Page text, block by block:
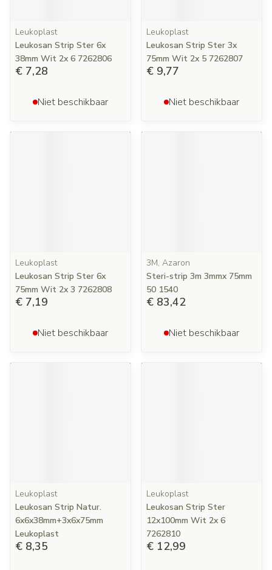
Leukoplast
Leukosan Strip Ster 6x
38mm Wit 2x 6 7262806
€ 7,28
Niet beschikbaar
Leukoplast
Leukosan Strip Ster 3x
75mm Wit 2x 5 7262807
€ 9,77
Niet beschikbaar
Leukoplast
Leukosan Strip Ster 6x
75mm Wit 2x 3 7262808
€ 7,19
Niet beschikbaar
3M, Azaron
Steri-strip 3m 3mmx 75mm
50 1540
€ 83,42
Niet beschikbaar
Leukoplast
Leukosan Strip Natur.
6x6x38mm+3x6x75mm
Leukoplast
€ 8,35
Leukoplast
Leukosan Strip Ster
12x100mm Wit 2x 6
7262810
€ 12,99